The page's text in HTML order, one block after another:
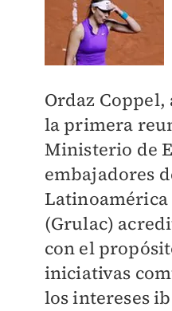
Ordaz Coppel,
la primera
Ministerio de
embajadores
Latinoamérica
(Grulac)
con el
iniciativas
los intereses